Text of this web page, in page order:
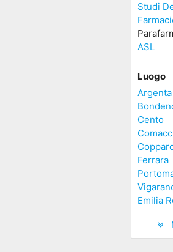
Studi
ASL
Luogo
Argenta
Cento
Ferrara
Emilia